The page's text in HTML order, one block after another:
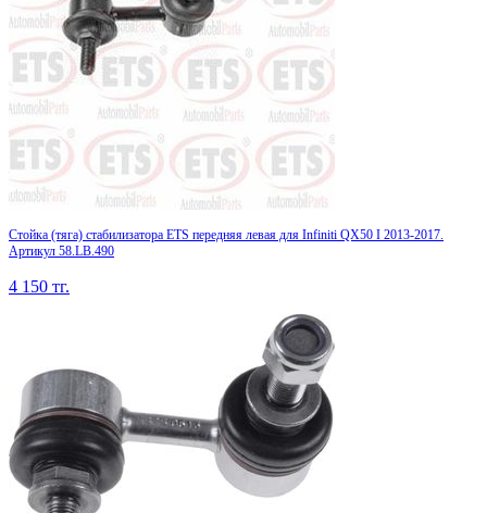
Стойка (тяга) стабилизатора ETS передняя левая для Infiniti QX50 I 2013-2017.
Артикул 58.LB.490
4 150 тг.